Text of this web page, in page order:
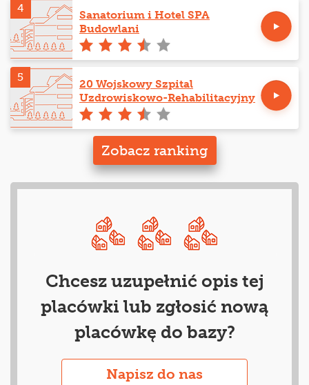
4
Sanatorium i Hotel SPA
Budowlani
5
20 Wojskowy Szpital
Uzdrowiskowo-Rehabilitacyjny
Zobacz ranking
Chcesz uzupełnić opis tej
placówki lub zgłosić nową
placówkę do bazy?
Napisz do nas